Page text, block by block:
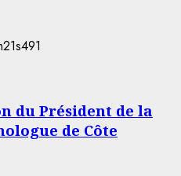
du Président de la
de Côte